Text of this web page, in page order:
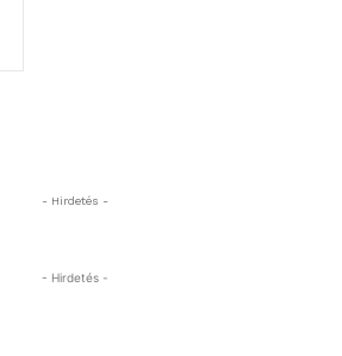
- Hirdetés -
- Hirdetés -